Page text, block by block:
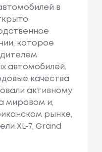
в
которое
автомобилей.
качества
активному
мировом и,
рынке,
XL-7, Grand